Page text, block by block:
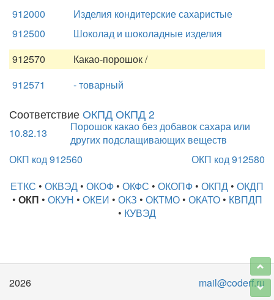
912000
Изделия кондитерские сахаристые
912500
Шоколад и шоколадные изделия
912570
Какао-порошок /
912571
- товарный
Соответствие ОКПД ОКПД 2
10.82.13
Порошок какао без добавок сахара или
других подслащивающих веществ
ОКП код 912560
ОКП код 912580
ЕТКС • ОКВЭД • ОКОФ • ОКФС • ОКОПФ • ОКПД • ОКДП
• ОКП • ОКУН • ОКЕИ • ОКЗ • ОКТМО• ОКАТО• КВПДП
• КУВЭД
2026 mail@coderf.ru